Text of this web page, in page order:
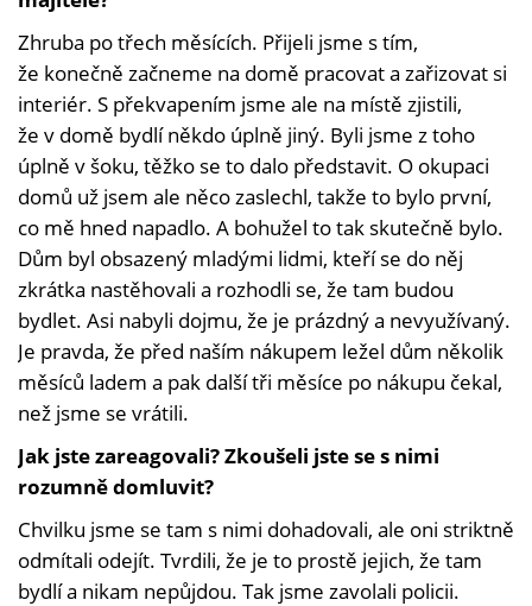
Zhruba po třech měsících. Přijeli jsme s tím,
že konečně začneme na domě pracovat a zařizovat si
interiér. S překvapením jsme ale na místě zjistili,
že v domě bydlí někdo úplně jiný. Byli jsme z toho
úplně v šoku, těžko se to dalo představit. O okupaci
domů už jsem ale něco zaslechl, takže to bylo první,
co mě hned napadlo. A bohužel to tak skutečně bylo.
Dům byl obsazený mladými lidmi, kteří se do něj
zkrátka nastěhovali a rozhodli se, že tam budou
bydlet. Asi nabyli dojmu, že je prázdný a nevyužívaný.
Je pravda, že před naším nákupem ležel dům několik
měsíců ladem a pak další tři měsíce po nákupu čekal,
než jsme se vrátili.
Jak jste zareagovali? Zkoušeli jste se s nimi
rozumně domluvit?
Chvilku jsme se tam s nimi dohadovali, ale oni striktně
odmítali odejít. Tvrdili, že je to prostě jejich, že tam
bydlí a nikam nepůjdou. Tak jsme zavolali policii.